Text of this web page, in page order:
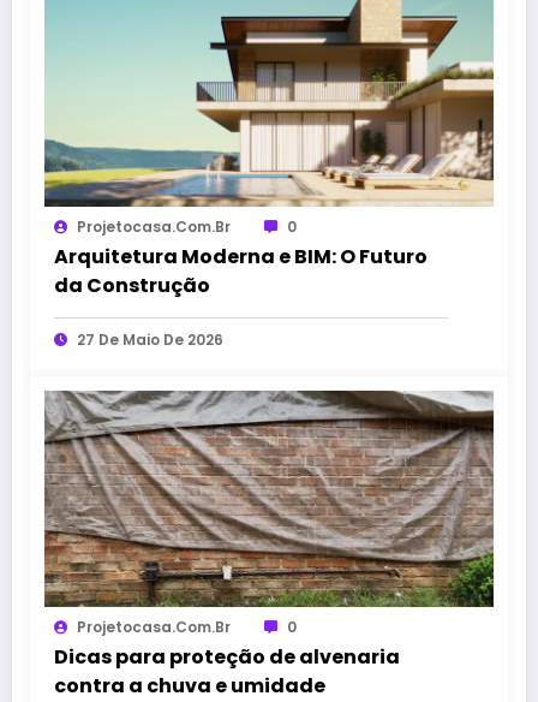
Projetocasa.com.br 0
Arquitetura Moderna e BIM: O Futuro
da Construção
27 De Maio De 2026
Projetocasa.com.br 0
Dicas para proteção de alvenaria
contra a chuva e umidade